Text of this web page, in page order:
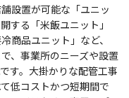
設置が可能な「ユニッ
する「米飯ユニット」
商品ユニット」など、
、事業所のニーズや設置
す。大掛かりな配管工事
低コストかつ短期間で